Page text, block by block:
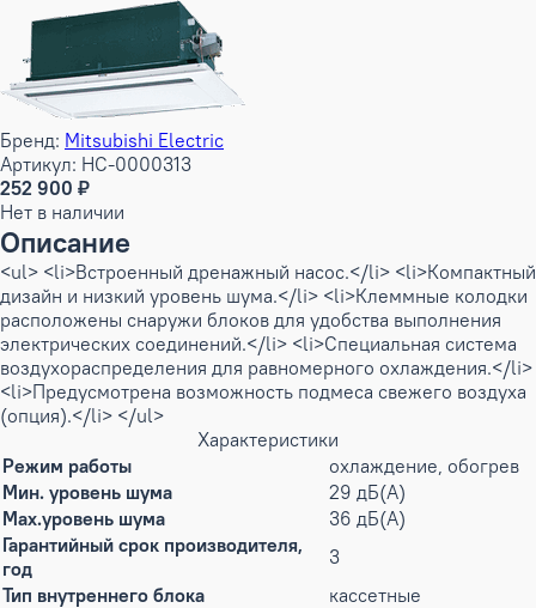
Бренд: Mitsubishi Electric
Артикул: НС-0000313
252 900 ₽
Нет в наличии
Описание
<ul> <li>Встроенный дренажный насос.</li> <li>Компактный
дизайн и низкий уровень шума.</li> <li>Клеммные колодки
расположены снаружи блоков для удобства выполнения
электрических соединений.</li> <li>Специальная система
воздухораспределения для равномерного охлаждения.</li>
<li>Предусмотрена возможность подмеса свежего воздуха
(опция).</li> </ul>
Характеристики
Режим работы
охлаждение, обогрев
Мин. уровень шума
29 дБ(А)
Max.уровень шума
36 дБ(А)
Гарантийный срок производителя,
год
3
Тип внутреннего блока
кассетные